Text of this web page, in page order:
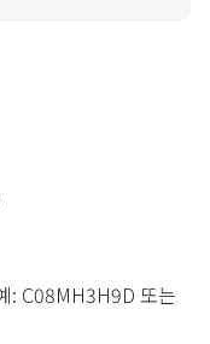
: C08MH3H9D 또는